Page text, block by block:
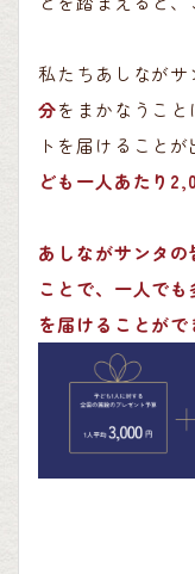
私たちあしなが
分をまかなうこ
トを届けること
ども一人あたり
あしながサンタ
ことで、一人で
を届けることがで